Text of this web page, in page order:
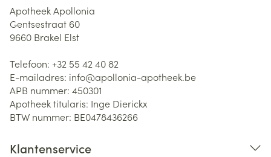
Apotheek Apollonia
Gentsestraat 60
9660 Brakel Elst
Telefoon: +32 55 42 40 82
E-mailadres: info@apollonia-apotheek.be
APB nummer: 450301
Apotheek titularis: Inge Dierickx
BTW nummer: BE0478436266
Klantenservice